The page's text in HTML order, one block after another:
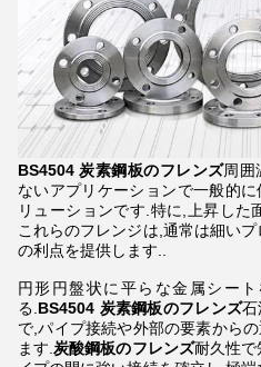
BS4504 炭素鋼板のフレンズ周囲
ないアプリケーションで一般的
リューションです.特に,上昇した
これらのフレンジは,通常は細い
の利点を提供します..
円形円盤状に平らな金属シー
る. BS4504 炭素鋼板のフレンズ石
で,パイプ接続や外部の要素から
ます.炭酸鋼板のフレンズ耐久性で